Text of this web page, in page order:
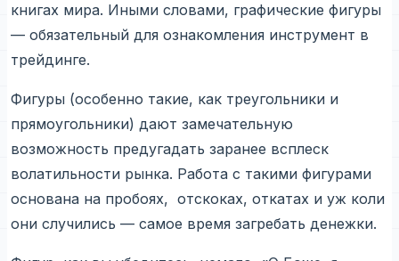
книгах мира. Иными словами, графические фигуры
— обязательный для ознакомления инструмент в
трейдинге.
Фигуры (особенно такие, как треугольники и
прямоугольники) дают замечательную
возможность предугадать заранее всплеск
волатильности рынка. Работа с такими фигурами
основана на пробоях, отскоках, откатах и уж коли
они случились — самое время загребать денежки.